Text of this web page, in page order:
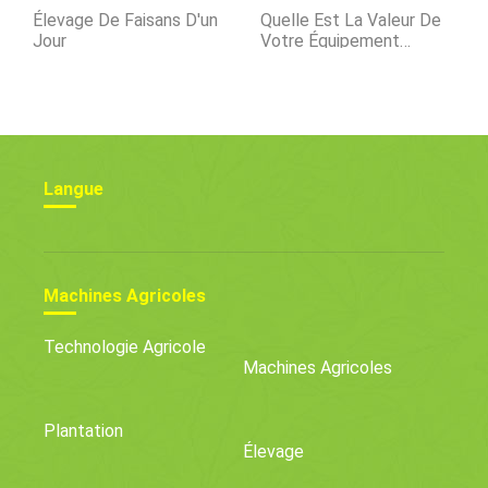
Élevage De Faisans D'un
Jour
Quelle Est La Valeur De
Votre Équipement
Langue
Machines Agricoles
Technologie Agricole
Machines Agricoles
Plantation
Élevage